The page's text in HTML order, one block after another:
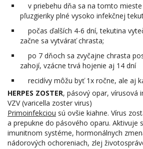
v priebehu dňa sa na tomto
pľuzgieriky plné vysoko infekčnej
počas ďalších 4-6 dní, tekutina
začne sa vytvárať chrasta;
po 7 dňoch sa zvyčajne chrasta
zahojí, vzácne trvá hojenie aj 14 dní
recidívy môžu byť 1x ročne, ale aj
HERPES ZOSTER, pásový opar, vírusová
VZV (varicella zoster virus)
Primoinfekciou sú ovšie kiahne. Vírus
a prepukne do pásového oparu. Aktivuje
imunitnom systéme, hormonálnych
nádorových ochoreniach, zlej